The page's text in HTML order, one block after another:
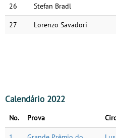
26 Stefan Bradl
27 Lorenzo Savadori
Calendário 2022
No. Prova